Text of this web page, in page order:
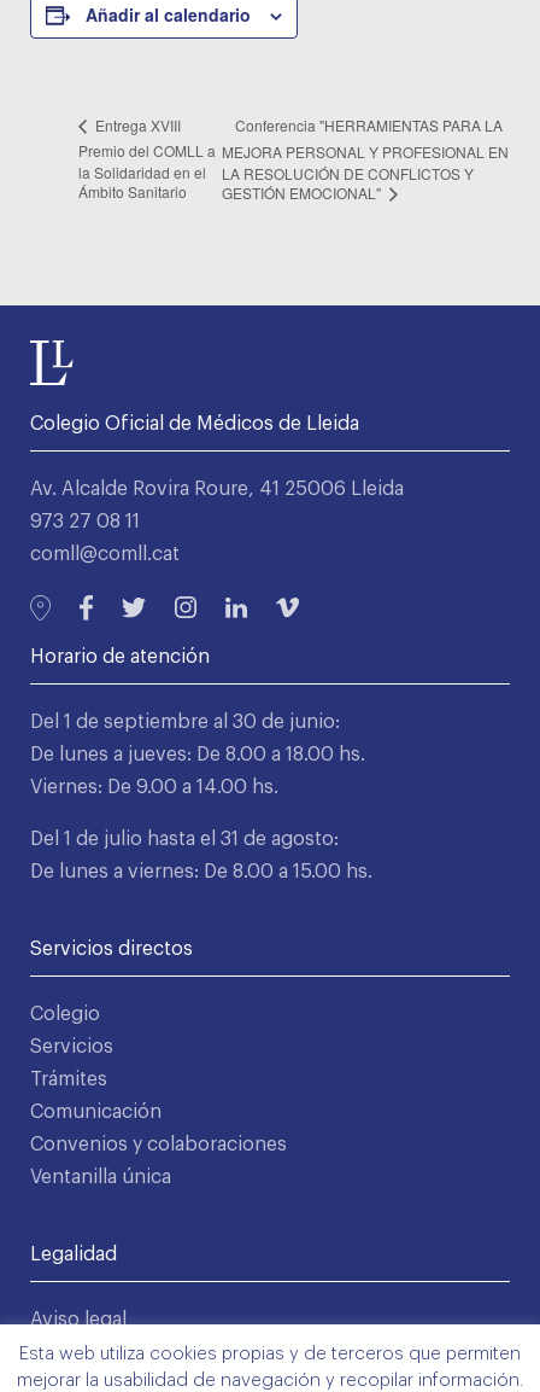
Añadir al calendario
Entrega XVIII
Premio del COMLL a
la Solidaridad en el
Ámbito Sanitario
Conferencia "HERRAMIENTAS PARA LA
MEJORA PERSONAL Y PROFESIONAL EN
LA RESOLUCIÓN DE CONFLICTOS Y
GESTIÓN EMOCIONAL"
Colegio Oficial de Médicos de Lleida
Av. Alcalde Rovira Roure, 41 25006 Lleida
973 27 08 11
comll@comll.cat
Horario de atención
Del 1 de septiembre al 30 de junio:
De lunes a jueves: De 8.00 a 18.00 hs.
Viernes: De 9.00 a 14.00 hs.
Del 1 de julio hasta el 31 de agosto:
De lunes a viernes: De 8.00 a 15.00 hs.
Servicios directos
Colegio
Servicios
Trámites
Comunicación
Convenios y colaboraciones
Ventanilla única
Legalidad
Aviso legal
Política de privacidad
Condiciones de uso
Esta web utiliza cookies propias y de terceros que permiten
mejorar la usabilidad de navegación y recopilar información.